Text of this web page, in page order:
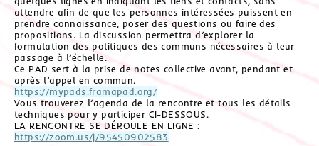
attendre afin de que les personnes intéressées puissent en
prendre connaissance, poser des questions ou faire des
propositions. La discussion permettra d’explorer la
formulation des politiques des communs nécessaires à leur
passage à l’échelle.
Ce PAD sert à la prise de notes collective avant, pendant et
après l’appel en commun.
https://mypads.framapad.org/
Vous trouverez l’agenda de la rencontre et tous les détails
techniques pour y participer CI-DESSOUS.
LA RENCONTRE SE DÉROULE EN LIGNE :
https://zoom.us/j/95450902583